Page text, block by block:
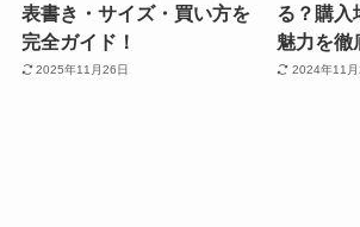
表書き・サイズ・買い方を
完全ガイド！
2025年11月26日
る？購入
魅力を徹
2024年11月